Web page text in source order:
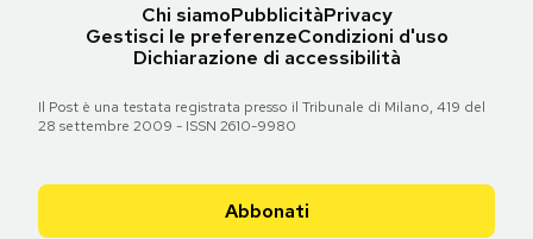
Chi siamoPubblicitàPrivacy
Gestisci le preferenzeCondizioni d'uso
Dichiarazione di accessibilità
Il Post è una testata registrata presso il Tribunale di Milano, 419 del
28 settembre 2009 - ISSN 2610-9980
Abbonati